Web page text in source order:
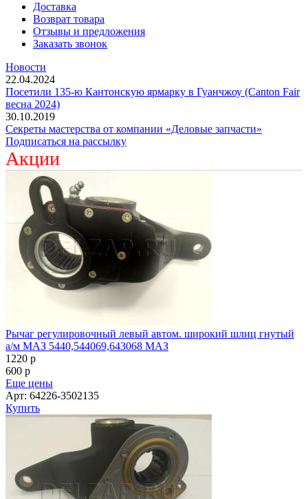
Доставка
Возврат товара
Отзывы и предложения
Заказать звонок
Новости
22.04.2024
Посетили 135-ю Кантонскую ярмарку в Гуанчжоу (Canton Fair
весна 2024)
30.10.2019
Секреты мастерства от компании «Деловые запчасти»
Подписаться на рассылку
Акции
Рычаг регулировочный левый автом. широкий шлиц гнутый
а/м МАЗ 5440,544069,643068 МАЗ
1220 p
600 p
Еще цены
Арт: 64226-3502135
Купить